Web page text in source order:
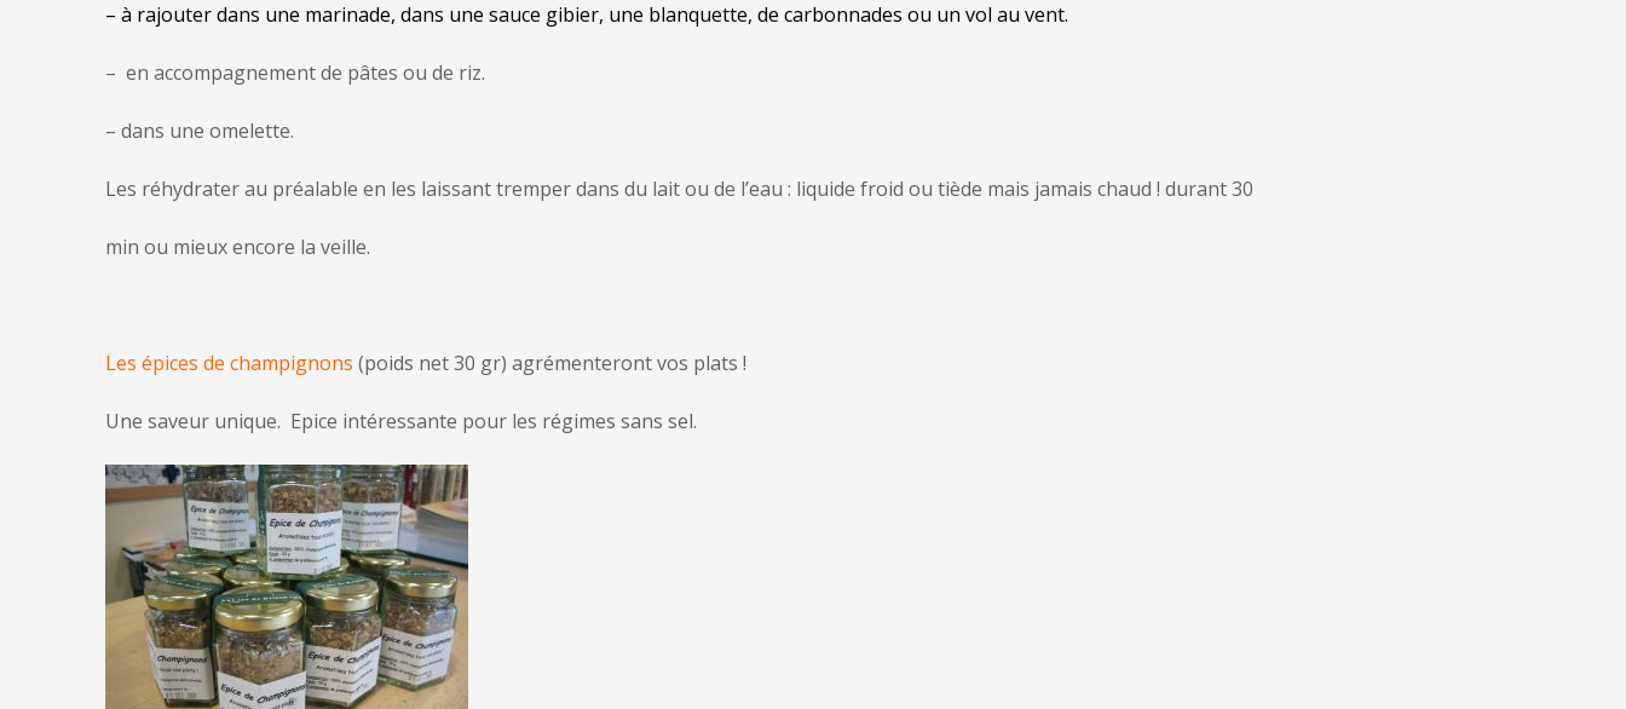
– à rajouter dans une marinade, dans une sauce gibier, une blanquette, de carbonnades ou un vol au vent.
– en accompagnement de pâtes ou de riz.
– dans une omelette.
Les réhydrater au préalable en les laissant tremper dans du lait ou de l’eau : liquide froid ou tiède mais jamais chaud ! durant 30
min ou mieux encore la veille.
Les épices de champignons (poids net 30 gr) agrémenteront vos plats !
Une saveur unique. Epice intéressante pour les régimes sans sel.